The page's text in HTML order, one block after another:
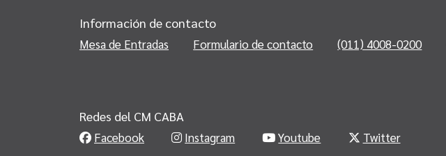
Información de contacto
Mesa de Entradas Formulario de contacto (011) 4008-0200
Redes del CM CABA
Facebook Instagram Youtube Twitter